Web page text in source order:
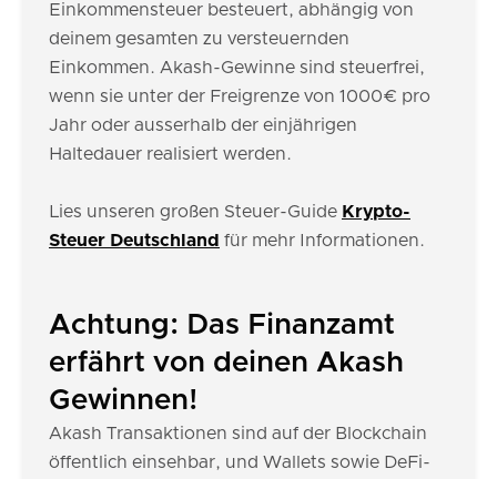
Einkommensteuer besteuert, abhängig von
deinem gesamten zu versteuernden
Einkommen. Akash-Gewinne sind steuerfrei,
wenn sie unter der Freigrenze von 1000€ pro
Jahr oder ausserhalb der einjährigen
Haltedauer realisiert werden.
Lies unseren großen Steuer-Guide Krypto-
Steuer Deutschland für mehr Informationen.
Achtung: Das Finanzamt
erfährt von deinen Akash
Gewinnen!
Akash Transaktionen sind auf der Blockchain
öffentlich einsehbar, und Wallets sowie DeFi-